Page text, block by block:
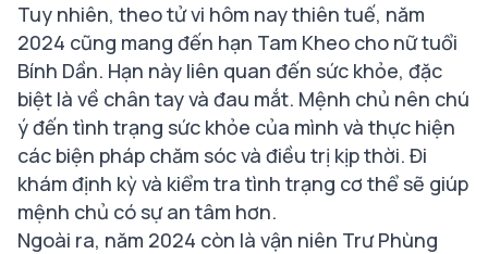
Tuy nhiên, theo tử vi hôm nay thiên tuế, năm
2024 cũng mang đến hạn Tam Kheo cho nữ tuổi
Bính Dần. Hạn này liên quan đến sức khỏe, đặc
biệt là về chân tay và đau mắt. Mệnh chủ nên chú
ý đến tình trạng sức khỏe của mình và thực hiện
các biện pháp chăm sóc và điều trị kịp thời. Đi
khám định kỳ và kiểm tra tình trạng cơ thể sẽ giúp
mệnh chủ có sự an tâm hơn.
Ngoài ra, năm 2024 còn là vận niên Trư Phùng